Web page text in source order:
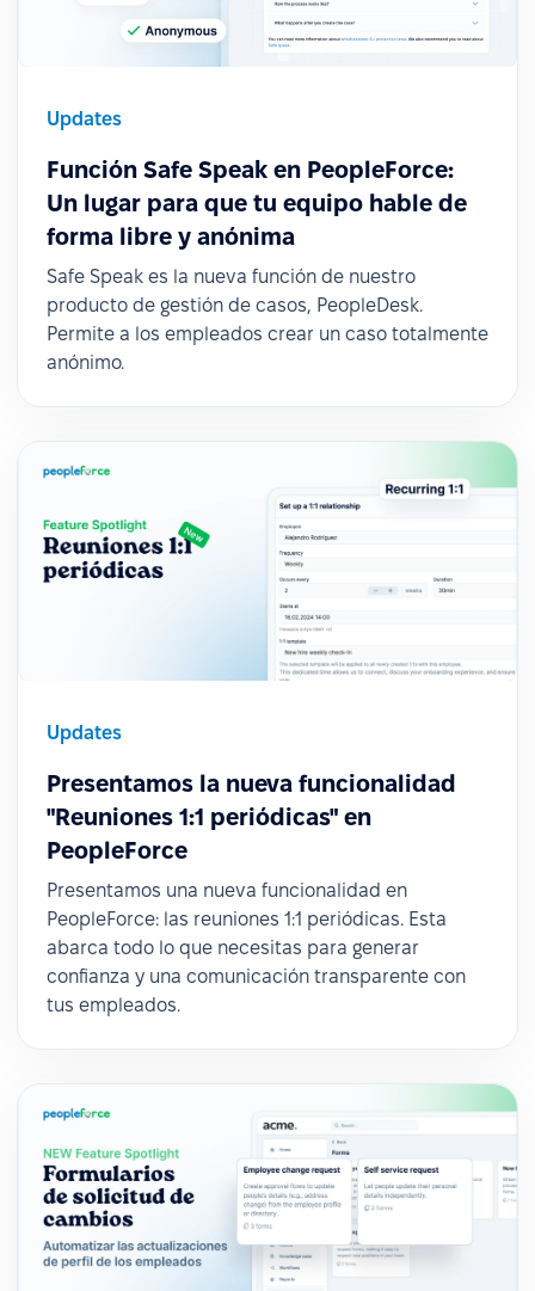
Updates
Función Safe Speak en PeopleForce:
Un lugar para que tu equipo hable de
forma libre y anónima
Safe Speak es la nueva función de nuestro
producto de gestión de casos, PeopleDesk.
Permite a los empleados crear un caso totalmente
anónimo.
Updates
Presentamos la nueva funcionalidad
"Reuniones 1:1 periódicas" en
PeopleForce
Presentamos una nueva funcionalidad en
PeopleForce: las reuniones 1:1 periódicas. Esta
abarca todo lo que necesitas para generar
confianza y una comunicación transparente con
tus empleados.